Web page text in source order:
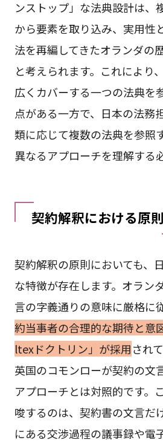
ンストップ」な法典設計は、
から要素を取り込み、実用性
法を再編してきたオランダの
と考えられます。これにより
広くカバーする一つの法典を
点がある一方で、日本の法務
類に応じて複数の法典を参照
異なるアプローチを理解する
契約解釈における原則
契約解釈の原則においても、
な特徴が存在します。オラン
言の字義通りの意味に厳格に
約当事者の合理的な期待と意
ltexドクトリン」が採用され
英国のコモンローが契約の文
アプローチとは対照的です。
唆するのは、契約書の文言だ
にある交渉過程の議事録や電